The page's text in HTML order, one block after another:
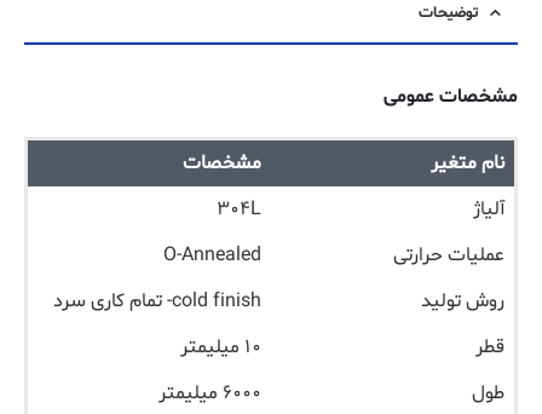
توضیحات
مشخصات عمومی
نام متغیر
مشخصات
آلیاژ
۳۰۴L
عملیات حرارتی
O-Annealed
روش تولید
cold finish- تمام کاری سرد
قطر
۱۰ میلیمتر
طول
۶۰۰۰ میلیمتر